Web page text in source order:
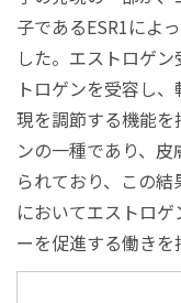
子であるESR1によ
した。エストロゲ
トロゲンを受容し
現を調節する機能
ンの一種であり、
られており、この
においてエストロ
ーを促進する働きを